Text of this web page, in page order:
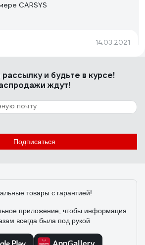
CARSYS
14.03.2021
CARSYS
рассылкуи будьте в курсе!
ждут!
Подписаться
товары с гарантией!
приложение, чтобы информация
всегда была под рукой